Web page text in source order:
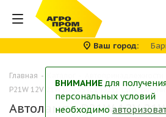
Ваш город
Главная -
P21W 12V 21W BA15S (L14521) "Lynx"
Автолампа P21W 12V 21W
ВНИМАНИЕ для
персональных условий
необходимо